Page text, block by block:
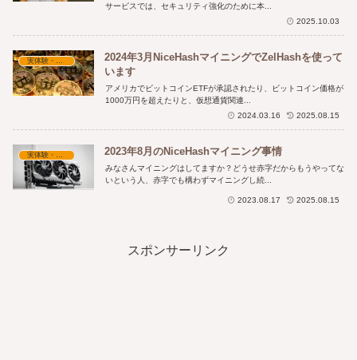
サービスでは、セキュリティ強化のために本...
2025.10.03
2024年3月NiceHashマイニングでZelHashを使って
います
アメリカでビットコインETFが承認されたり、ビットコイン価格が
1000万円を超えたりと、仮想通貨関連...
2024.03.16
2025.08.15
2023年8月のNiceHashマイニング事情
みなさんマイニングはしてますか？どうせ赤字だからもうやってな
いという人、赤字でも構わずマイニングし続...
2023.08.17 2025.08.15
スポンサーリンク